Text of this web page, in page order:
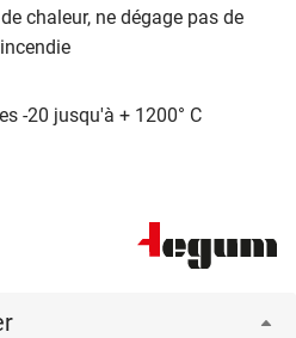
chaleur, ne dégage pas de
-20 jusqu'à + 1200° C